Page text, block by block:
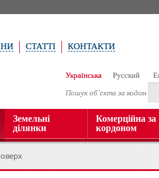
СТАТТІ КОНТАКТИ
Українська Русский
Пошук об’єкта за кодом
Земельні
ділянки
Комерційна за
кордоном